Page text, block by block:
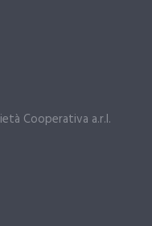
Cooperativa a.r.l.